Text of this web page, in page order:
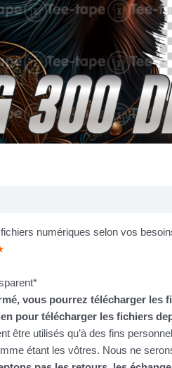
numériques selon vos
vous pourrez télécharger les
pour télécharger les fichiers
être utilisés qu’à des fins
étant les vôtres. Nous ne